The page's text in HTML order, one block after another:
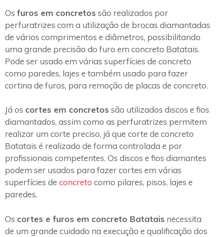
Os furos em concretos são realizados por
perfuratrizes com a utilização de brocas diamantadas
de vários comprimentos e diâmetros, possibilitando
uma grande precisão do furo em concreto Batatais.
Pode ser usado em várias superfícies de concreto
como paredes, lajes e também usado para fazer
cortina de furos, para remoção de placas de concreto.
Já os cortes em concretos são utilizados discos e fios
diamantados, assim como as perfuratrizes permitem
realizar um corte preciso, já que corte de concreto
Batatais é realizado de forma controlada e por
profissionais competentes. Os discos e fios diamantes
podem ser usados para fazer cortes em várias
superfícies de concreto como pilares, pisos, lajes e
paredes.
Os cortes e furos em concreto Batatais necessita
de um grande cuidado na execução e qualificação dos